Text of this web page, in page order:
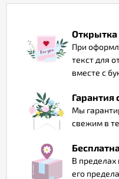
Открытка
При
текст для
вместе с
Гарантия
Мы
свежим в
В пределах
его